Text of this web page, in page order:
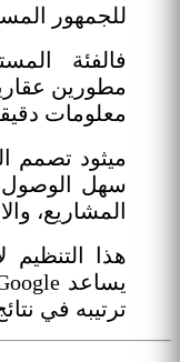
للجمهور
فالفئة
مطورين
معلومات
ميثود تصمم
سهل
المشاريع،
هذا
ترتيبه في